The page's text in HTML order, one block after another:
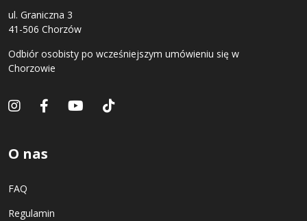
ul. Graniczna 3
41-506 Chorzów
Odbiór osobisty po wcześniejszym umówieniu się w
Chorzowie
O nas
FAQ
Regulamin